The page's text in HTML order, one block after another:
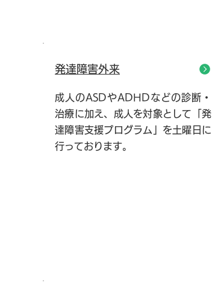
発達障害外来
成人のASDやADHDなどの診断・
治療に加え、成人を対象として「発
達障害支援プログラム」を土曜日に
行っております。